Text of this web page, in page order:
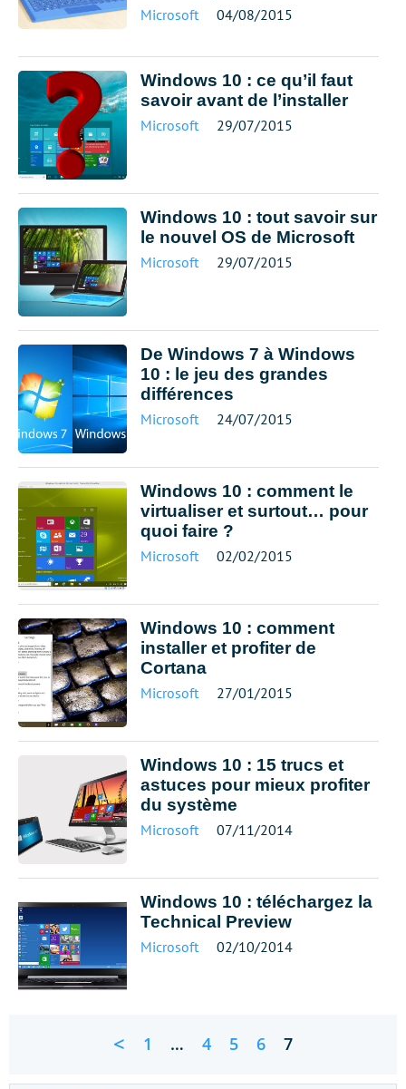
Microsoft 04/08/2015
Windows 10 : ce qu’il faut
savoir avant de l’installer
Microsoft 29/07/2015
Windows 10 : tout savoir sur
le nouvel OS de Microsoft
Microsoft 29/07/2015
De Windows 7 à Windows
10 : le jeu des grandes
différences
Microsoft 24/07/2015
Windows 10 : comment le
virtualiser et surtout… pour
quoi faire ?
Microsoft 02/02/2015
Windows 10 : comment
installer et profiter de
Cortana
Microsoft 27/01/2015
Windows 10 : 15 trucs et
astuces pour mieux profiter
du système
Microsoft 07/11/2014
Windows 10 : téléchargez la
Technical Preview
Microsoft 02/10/2014
< 1 … 4 5 6 7